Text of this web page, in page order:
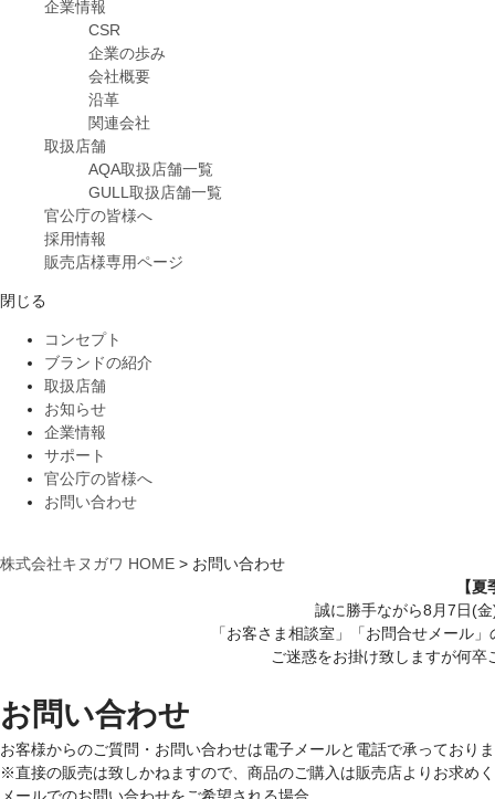
企業情報
CSR
企業の歩み
会社概要
沿革
関連会社
取扱店舗
AQA取扱店舗一覧
GULL取扱店舗一覧
官公庁の皆様へ
採用情報
販売店様専用ページ
閉じる
コンセプト
ブランドの紹介
取扱店舗
お知らせ
企業情報
サポート
官公庁の皆様へ
お問い合わせ
株式会社キヌガワ HOME > お問い合わせ
【
誠に勝手ながら8月7日(
「お客さま相談室」「お問合せメール
ご迷惑をお掛け致しますが何
お問い合わせ
お客様からのご質問・お問い合わせは電子メールと電話で承っており
※直接の販売は致しかねますので、商品のご購入は販売店よりお求め